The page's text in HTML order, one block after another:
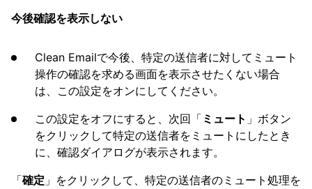
今後確認を表示しない
Clean Emailで今後、特定の送信者に対してミュート
操作の確認を求める画面を表示させたくない場合
は、この設定をオンにしてください。
この設定をオフにすると、次回「 ミュート 」ボタン
をクリックして特定の送信者をミュートにしたとき
に、確認ダイアログが表示されます。
「確定 」をクリックして、特定の送信者のミュート処理を